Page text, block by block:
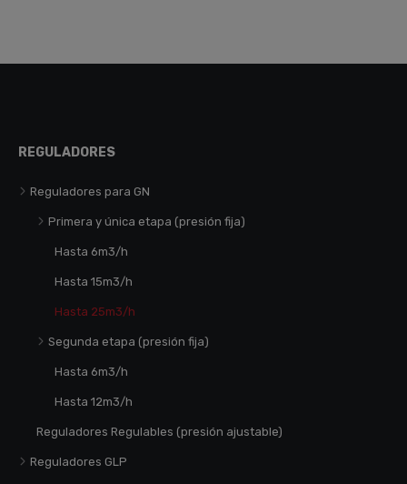
REGULADORES
Reguladores para GN
Primera y única etapa (presión fija)
Hasta 6m3/h
Hasta 15m3/h
Hasta 25m3/h
Segunda etapa (presión fija)
Hasta 6m3/h
Hasta 12m3/h
Reguladores Regulables (presión ajustable)
Reguladores GLP